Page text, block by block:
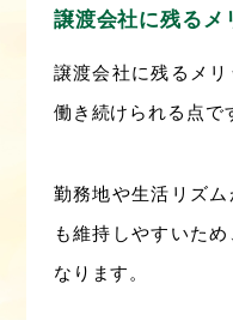
譲渡会社に残るメ
譲渡会社に残るメ
働き続けられる点で
勤務地や生活リズ
も維持しやすいた
なります。